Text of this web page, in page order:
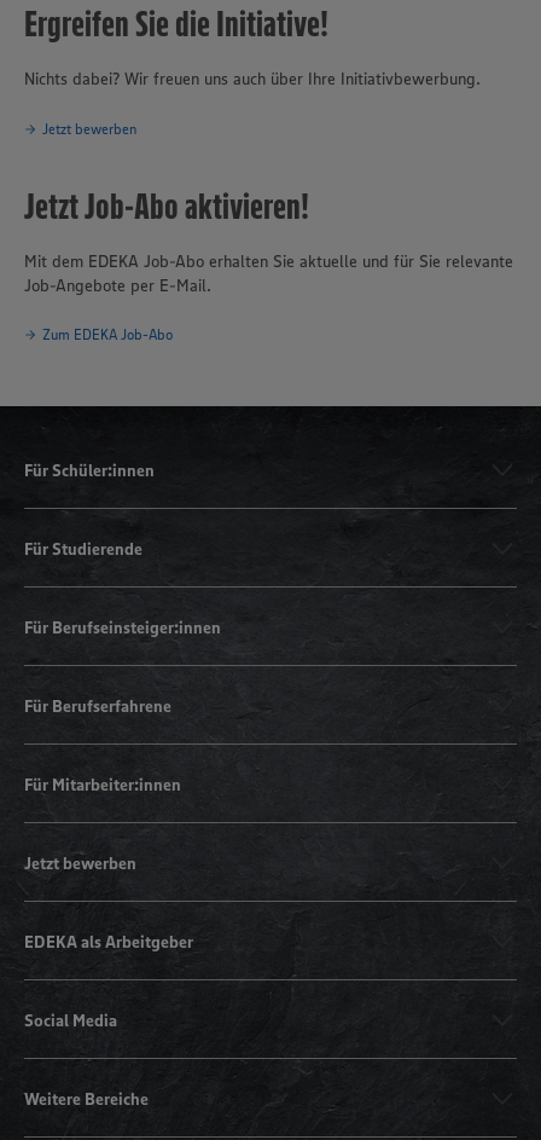
Ergreifen Sie die Initiative!
Nichts dabei? Wir freuen uns auch über Ihre Initiativbewerbung.
Jetzt bewerben
Jetzt Job-Abo aktivieren!
Mit dem EDEKA Job-Abo erhalten Sie aktuelle und für Sie relevante
Job-Angebote per E-Mail.
Zum EDEKA Job-Abo
Für Schüler:innen
Für Studierende
Für Berufseinsteiger:innen
Für Berufserfahrene
Für Mitarbeiter:innen
Jetzt bewerben
EDEKA als Arbeitgeber
Social Media
Weitere Bereiche